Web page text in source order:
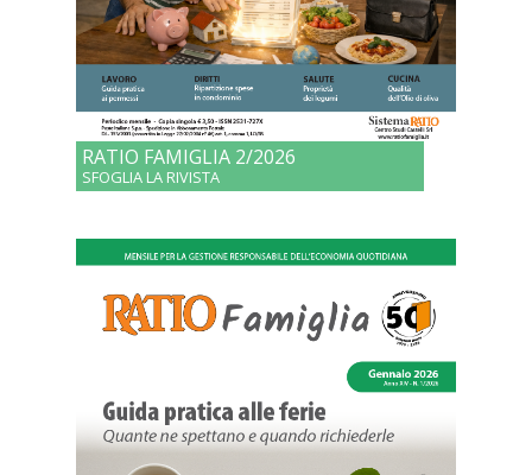
RATIO FAMIGLIA 2/2026
SFOGLIA LA RIVISTA